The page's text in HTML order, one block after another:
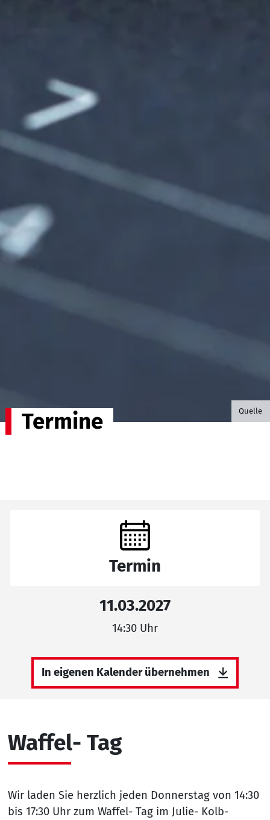
©B.G.
Quelle
Termine
Waffel- Tag
Wir laden Sie herzlich jeden Donnerstag von 14:30
bis 17:30 Uhr zum Waffel- Tag im Julie- Kolb-
Termin
11.03.2027
14:30 Uhr
In eigenen Kalender übernehmen